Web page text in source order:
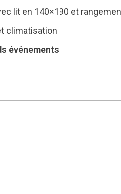
lit en 140×190 et
climatisation
événements